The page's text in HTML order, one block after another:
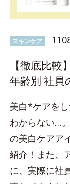
スキンケア
【徹底比
年齢別 社員
美白*ケアを
わからない…
の美白ケアア
紹介！また、
に、実際に社